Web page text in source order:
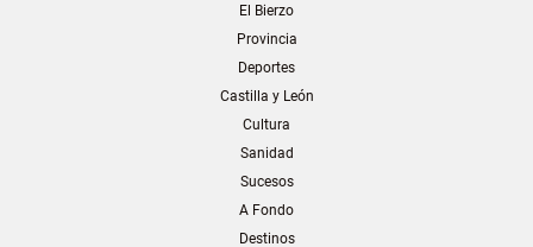
El Bierzo
Provincia
Deportes
Castilla y León
Cultura
Sanidad
Sucesos
A Fondo
Destinos